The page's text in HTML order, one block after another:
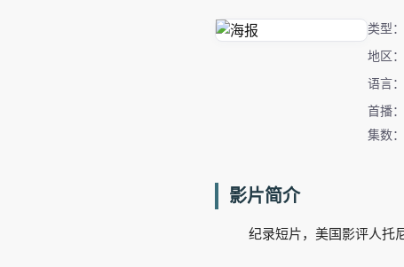
类型：
地区：
语言：
首播
集数
影片简介
纪录短片，美国影评人托